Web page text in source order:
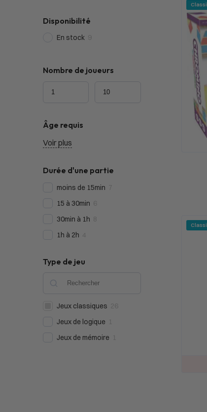
Disponibilité
En stock
Nombre de joueurs
Âge requis
Voir plus
Durée d'une partie
moins de 15min
15 à 30min
30min à 1h
1h à 2h
Type de jeu
Jeux classiques
Jeux de logique
Jeux de mémoire